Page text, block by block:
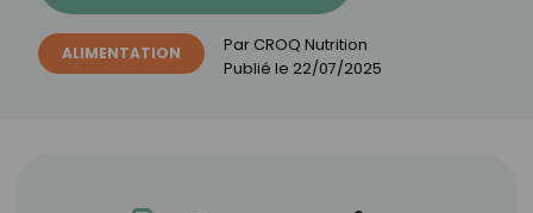
ALIMENTATION Par CROQ Nutrition
Publié le 22/07/2025